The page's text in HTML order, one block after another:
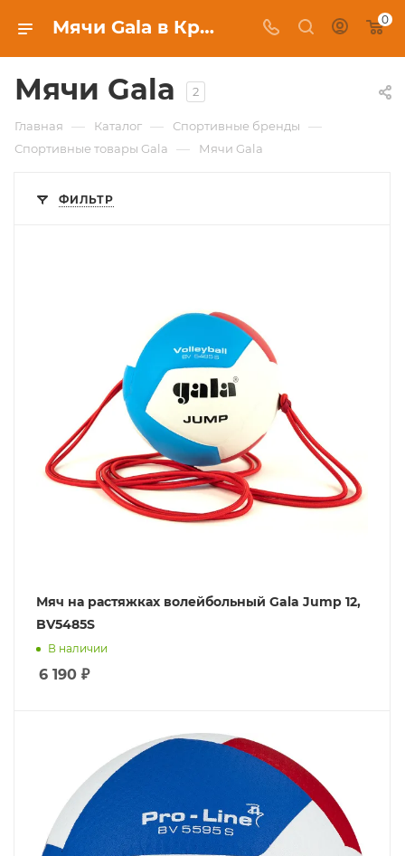
Мячи Gala в Красноярске, купить в интернет-магазине c бесплатной доставкой 0
Мячи Gala 2
Главная — Каталог — Спортивные бренды —
Спортивные товары Gala — Мячи Gala
ФИЛЬТР
Мяч на растяжках волейбольный Gala Jump 12,
BV5485S
В наличии
6 190 ₽